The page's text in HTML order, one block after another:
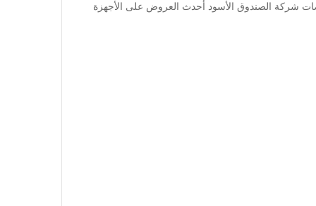
شركة الصندوق الأسود أحدث العروض على الأجهزة